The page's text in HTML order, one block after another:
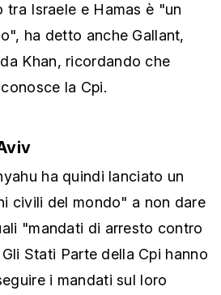
tra Israele e Hamas è "un
ha detto anche Gallant,
Khan, ricordando che
la Cpi.
ha quindi lanciato un
civili del mondo" a non dare
"mandati di arresto contro
Stati Parte della Cpi hanno
i mandati sul loro